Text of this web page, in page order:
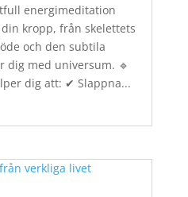
energimeditation
kropp, från skelettets
och den subtila
dig med universum. 🔹
dig att: ✔ Slappna...